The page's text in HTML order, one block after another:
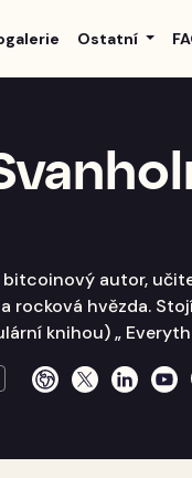
Ostatní
autor,
rocková hvězda.
knihou) „